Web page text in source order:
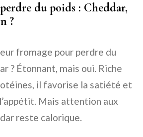
du poids : Cheddar,
?
fromage pour perdre du
? Étonnant, mais oui. Riche
il favorise la satiété et
Mais attention aux
reste calorique.